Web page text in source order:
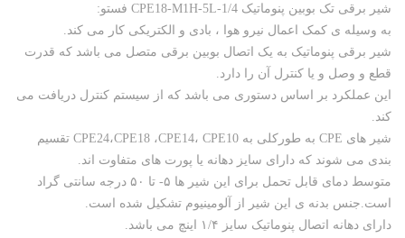
شیر برقی تک بوبین پنوماتیک CPE18-M1H-5L-1/4 فستو:
به وسیله ی کمک اعمال نیرو هوا ، بادی و الکتریکی کار می کند.
شیر برقی پنوماتیک به یک اتصال بوبین برقی متصل می باشد که قدرت
قطع و وصل و یا کنترل آن را دارد.
این عملکرد بر اساس دستوری می باشد که از سیستم کنترل دریافت می
کند.
شیر های CPE به طورکلی به CPE24،CPE18 ،CPE14، CPE10 تقسیم
بندی می شوند که دارای سایز دهانه یا پورت های متفاوت اند.
متوسط دمای قابل تحمل برای این شیر ها ۵- تا ۵۰ درجه سانتی گراد
است.جنس بدنه ی این شیر از آلومینیوم تشکیل شده است.
دارای دهانه اتصال پنوماتیک سایز ۱/۴ اینچ می باشد.